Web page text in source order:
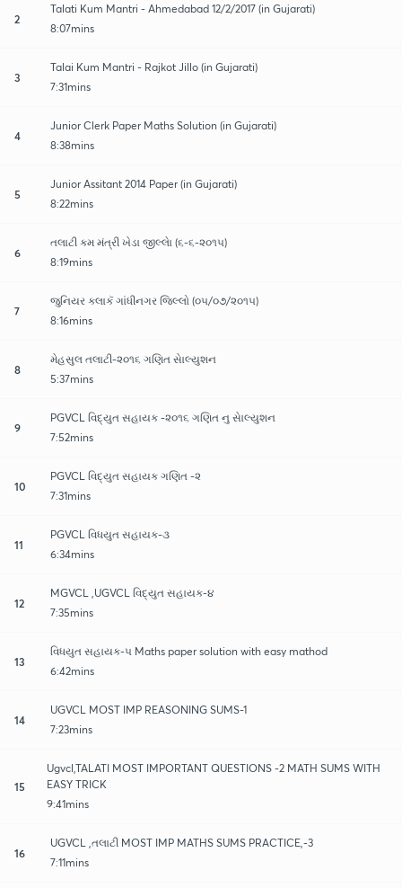
2
Talati Kum Mantri - Ahmedabad 12/2/2017 (in Gujarati)
8:07mins
3
Talai Kum Mantri - Rajkot Jillo (in Gujarati)
7:31mins
4
Junior Clerk Paper Maths Solution (in Gujarati)
8:38mins
5
Junior Assitant 2014 Paper (in Gujarati)
8:22mins
6
તલાટી કમ મંત્રી ખેડા જીલ્લાે (૬-૬-૨૦૧૫)
8:19mins
7
જુનિયર કલાકૅ ગાંધીનગર જિલ્લો (૦૫/૦૭/૨૦૧૫)
8:16mins
8
મેહસુલ તલાટી-૨૦૧૬ ગણિત સાેલ્યુશન
5:37mins
9
PGVCL વિદ્યુત સહાયક -૨૦૧૬ ગણિત નુ સાેલ્યુશન
7:52mins
10
PGVCL વિદ્યુત સહાયક ગણિત -૨
7:31mins
11
PGVCL વિધયુત સહાયક-૩
6:34mins
12
MGVCL ,UGVCL વિદ્યુત સહાયક-૪
7:35mins
13
વિધયુત સહાયક-૫ Maths paper solution with easy mathod
6:42mins
14
UGVCL MOST IMP REASONING SUMS-1
7:23mins
15
Ugvcl,TALATI MOST IMPORTANT QUESTIONS -2 MATH SUMS WITH
EASY TRICK
9:41mins
16
UGVCL ,તલાટી MOST IMP MATHS SUMS PRACTICE,-3
7:11mins